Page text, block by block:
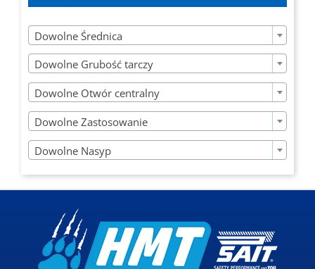
Dowolne Średnica
Dowolne Grubość tarczy
Dowolne Otwór centralny
Dowolne Zastosowanie
Dowolne Nasyp